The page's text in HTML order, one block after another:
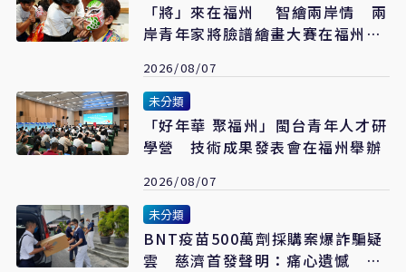
「將」來在福州 智繪兩岸情 兩
岸青年家將臉譜繪畫大賽在福州開
2026/08/07
未分類
「好年華 聚福州」閩台青年人才研
學營 技術成果發表會在福州舉辦
2026/08/07
未分類
BNT疫苗500萬劑採購案爆詐騙疑
雲 慈濟首發聲明：痛心遺憾 配